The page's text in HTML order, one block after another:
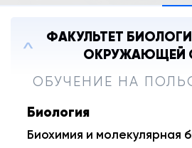
ФАКУЛЬТЕТ
ОКРУЖАЮЩЕЙ
ОБУЧЕНИЕ НА
Биология
Биохимия и молекулярная